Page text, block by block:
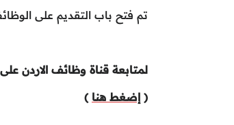
تم فتح باب التقديم على
لمتابعة قناة وظائف الاردن
( إضغط هنا )